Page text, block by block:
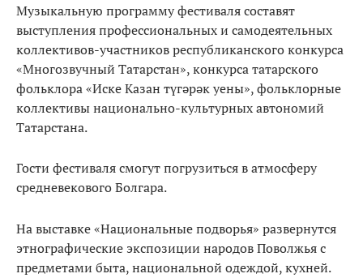
Музыкальную программу фестиваля составят
выступления профессиональных и самодеятельных
коллективов-участников республиканского конкурса
«Многозвучный Татарстан», конкурса татарского
фольклора «Иске Казан түгәрәк уены», фольклорные
коллективы национально-культурных автономий
Татарстана.
Гости фестиваля смогут погрузиться в атмосферу
средневекового Болгара.
На выставке «Национальные подворья» развернутся
этнографические экспозиции народов Поволжья с
предметами быта, национальной одеждой, кухней.